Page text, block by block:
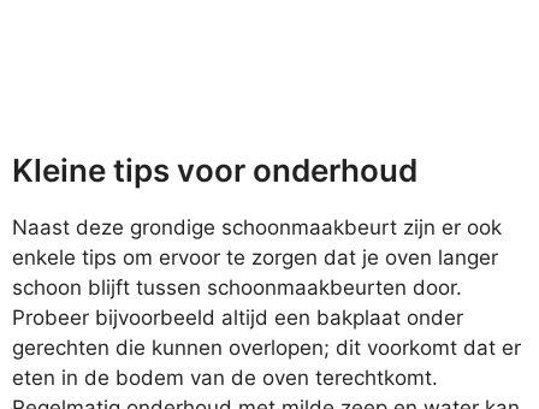
Kleine tips voor onderhoud
Naast deze grondige schoonmaakbeurt zijn er ook
enkele tips om ervoor te zorgen dat je oven langer
schoon blijft tussen schoonmaakbeurten door.
Probeer bijvoorbeeld altijd een bakplaat onder
gerechten die kunnen overlopen; dit voorkomt dat er
eten in de bodem van de oven terechtkomt.